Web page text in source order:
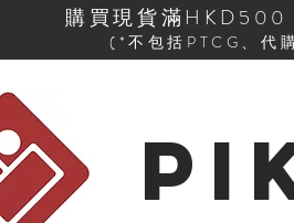
購買現貨滿HKD500
(*不包括PTCG、代